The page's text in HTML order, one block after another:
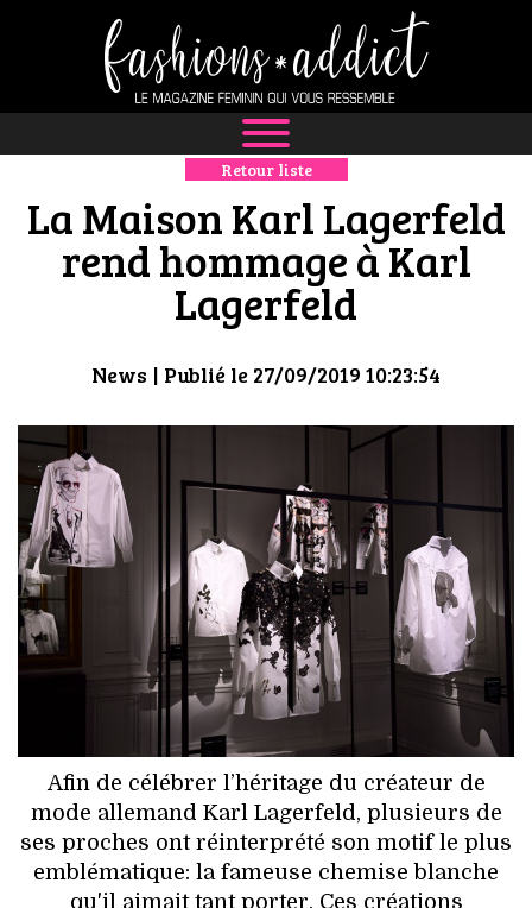
NEWS
MODE
LUXE
DÉFILÉS
BOUTIQUE
CULTURE
HIGH TECH
MAISON
AUTO
LIEUX TENDANCES
BEAUTÉ
MODE DE RUE
JEUNES CRÉATEURS
Retour liste
La Maison Karl Lagerfeld
rend hommage à Karl
Lagerfeld
News | Publié le 27/09/2019 10:23:54
Afin de célébrer l’héritage du créateur de
mode allemand Karl Lagerfeld, plusieurs de
ses proches ont réinterprété son motif le plus
emblématique: la fameuse chemise blanche
qu'il aimait tant porter. Ces créations